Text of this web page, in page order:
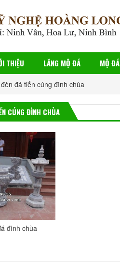
THIỆU LĂNG MỘ ĐÁ MỘ ĐÁ
đá tiến cúng đình chùa
CÚNG ĐÌNH CHÙA
đình chùa